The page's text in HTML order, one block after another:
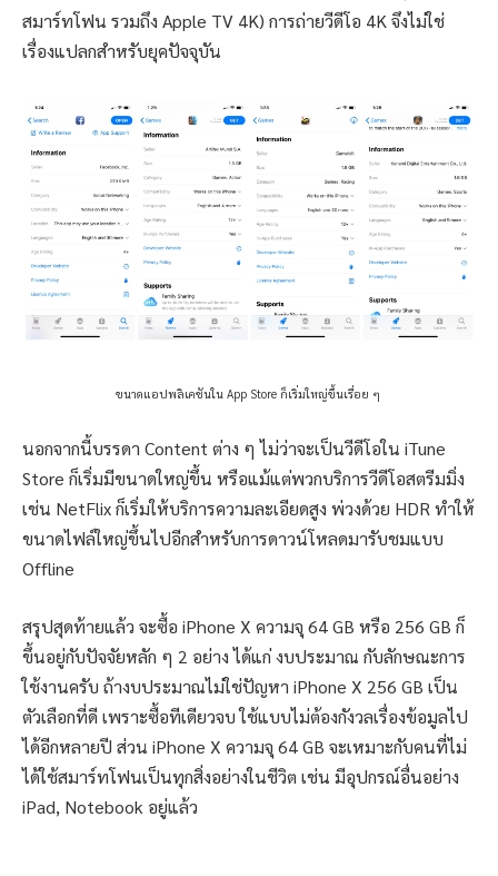
สมาร์ทโฟน รวมถึง Apple TV 4K) การถ่ายวีดีโอ 4K จึงไม่ใช่
เรื่องแปลกสำหรับยุคปัจจุบัน
ขนาดแอปพลิเคชันใน App Store ก็เริ่มใหญ่ขึ้นเรื่อย ๆ
นอกจากนี้บรรดา Content ต่าง ๆ ไม่ว่าจะเป็นวีดีโอใน iTune
Store ก็เริ่มมีขนาดใหญ่ขึ้น หรือแม้แต่พวกบริการวีดีโอสตรีมมิ่ง
เช่น NetFlix ก็เริ่มให้บริการความละเอียดสูง พ่วงด้วย HDR ทำให้
ขนาดไฟล์ใหญ่ขึ้นไปอีกสำหรับการดาวน์โหลดมารับชมแบบ
Offline
สรุปสุดท้ายแล้ว จะซื้อ iPhone X ความจุ 64 GB หรือ 256 GB ก็
ขึ้นอยู่กับปัจจัยหลัก ๆ 2 อย่าง ได้แก่ งบประมาณ กับลักษณะการ
ใช้งานครับ ถ้างบประมาณไม่ใช่ปัญหา iPhone X 256 GB เป็น
ตัวเลือกที่ดี เพราะซื้อทีเดียวจบ ใช้แบบไม่ต้องกังวลเรื่องข้อมูลไป
ได้อีกหลายปี ส่วน iPhone X ความจุ 64 GB จะเหมาะกับคนที่ไม่
ได้ใช้สมาร์ทโฟนเป็นทุกสิ่งอย่างในชีวิต เช่น มีอุปกรณ์อื่นอย่าง
iPad, Notebook อยู่แล้ว